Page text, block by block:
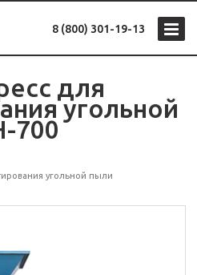
8 (800) 301-19-13
для
угольной
700
угольной пыли